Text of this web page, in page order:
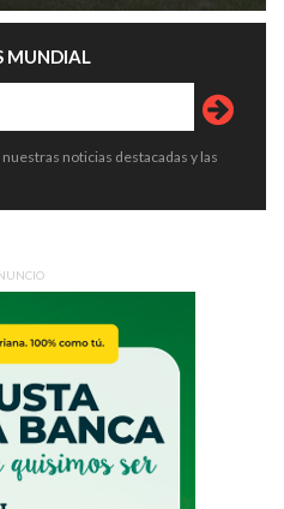
MUNDIAL
noticias destacadas y las